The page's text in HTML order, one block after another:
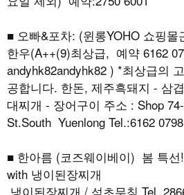
■ 오빠&포차: (윈롱YOHO 쇼핑
한우(A++(9)최상급, 예약 6162
andyhk82andyhk82 ) *최상급의
공합니다. 한돈, 제주흑돼지 - 삼
대찌개 - 장어구이 주소 : Shop
St.South Yuenlong Tel.:6162
■ 한아름 (코즈웨이베이) 봄 특
with 냉이된장찌개
냉이된장찌개 / 섬초무침 Tel.